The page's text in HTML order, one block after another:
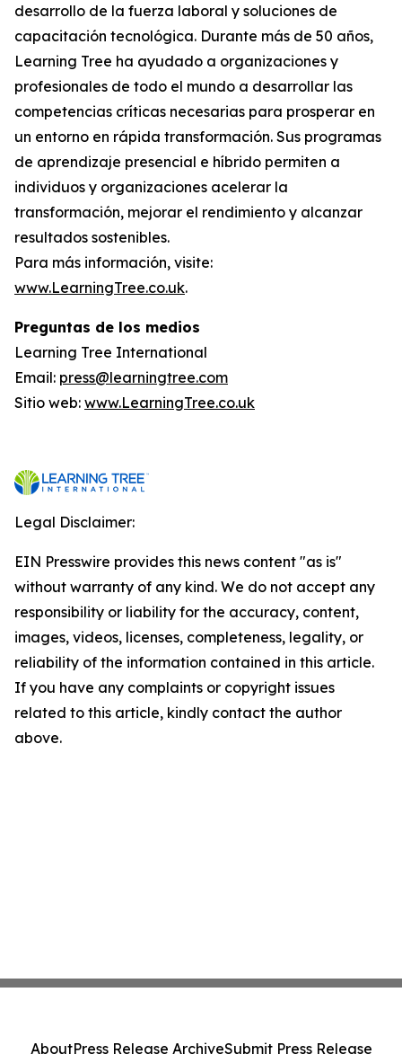
desarrollo de la fuerza laboral y soluciones de
capacitación tecnológica. Durante más de 50 años,
Learning Tree ha ayudado a organizaciones y
profesionales de todo el mundo a desarrollar las
competencias críticas necesarias para prosperar en
un entorno en rápida transformación. Sus programas
de aprendizaje presencial e híbrido permiten a
individuos y organizaciones acelerar la
transformación, mejorar el rendimiento y alcanzar
resultados sostenibles.
Para más información, visite:
www.LearningTree.co.uk.
Preguntas de los medios
Learning Tree International
Email: press@learningtree.com
Sitio web: www.LearningTree.co.uk
Legal Disclaimer:
EIN Presswire provides this news content "as is"
without warranty of any kind. We do not accept any
responsibility or liability for the accuracy, content,
images, videos, licenses, completeness, legality, or
reliability of the information contained in this article.
If you have any complaints or copyright issues
related to this article, kindly contact the author
above.
AboutPress Release ArchiveSubmit Press Release